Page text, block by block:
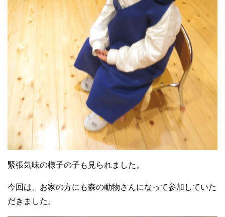
緊張気味の様子の子も見られました。
今回は、お家の方にも森の動物さんになって参加していた
だきました。